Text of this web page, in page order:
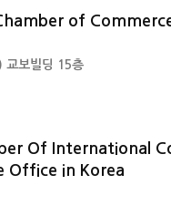
of
교보빌딩 15층
Of
Office in Korea